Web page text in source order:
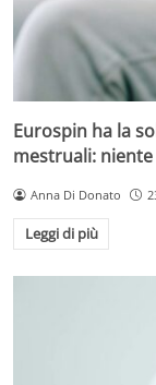
Eurospin ha la
mestruali:
Anna Di Donato
Leggi di più